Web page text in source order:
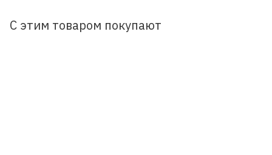
Lexus NX200t, AGZ10, AGZ15, AGZ15L
С этим товаром покупают